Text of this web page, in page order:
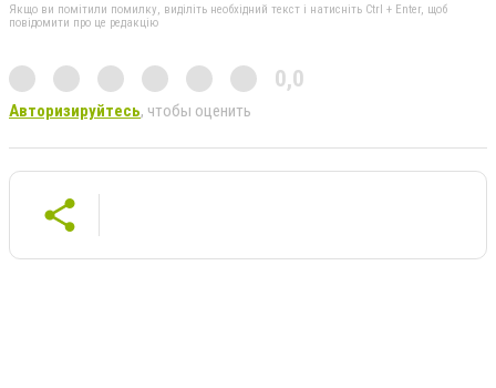
Якщо ви помітили помилку, виділіть необхідний текст і натисніть Ctrl + Enter, щоб
повідомити про це редакцію
0,0
Авторизируйтесь, чтобы оценить